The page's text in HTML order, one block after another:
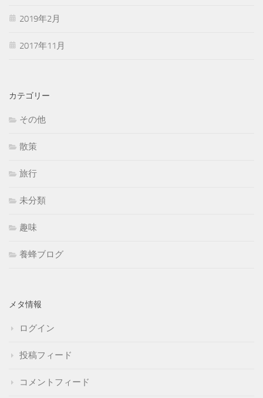
2019年2月
2017年11月
カテゴリー
その他
散策
旅行
未分類
趣味
養蜂ブログ
メタ情報
ログイン
投稿フィード
コメントフィード